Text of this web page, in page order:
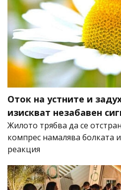
Оток на устните и
изискват незабавен
Жилото трябва да се
компрес намалява болката
реакция